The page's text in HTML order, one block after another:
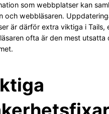
som webbplatser kan
och webbläsaren.
är därför extra viktiga i Tails,
ofta är den mest utsatta